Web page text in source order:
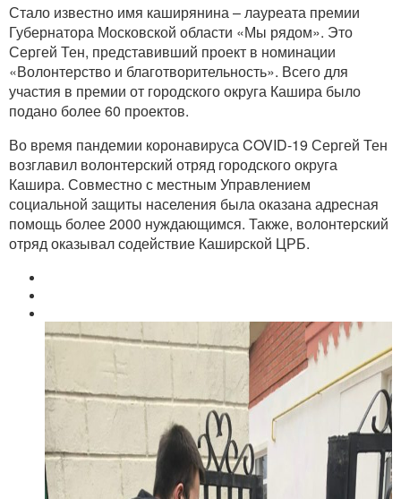
Стало известно имя каширянина – лауреата премии
Губернатора Московской области «Мы рядом». Это
Сергей Тен, представивший проект в номинации
«Волонтерство и благотворительность». Всего для
участия в премии от городского округа Кашира было
подано более 60 проектов.
Во время пандемии коронавируса COVID-19 Сергей Тен
возглавил волонтерский отряд городского округа
Кашира. Совместно с местным Управлением
социальной защиты населения была оказана адресная
помощь более 2000 нуждающимся. Также, волонтерский
отряд оказывал содействие Каширской ЦРБ.